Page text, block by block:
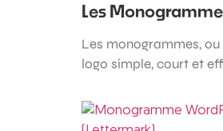
Les
Les monogrammes,
logo simple, court et